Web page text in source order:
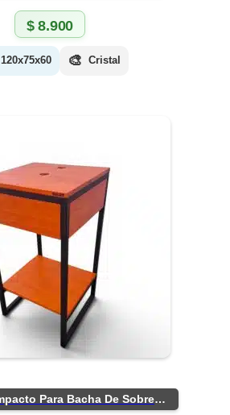
$8.900
120x75x60 🎨 Cristal
Vanitorio Compacto Para Bacha De Sobreponer